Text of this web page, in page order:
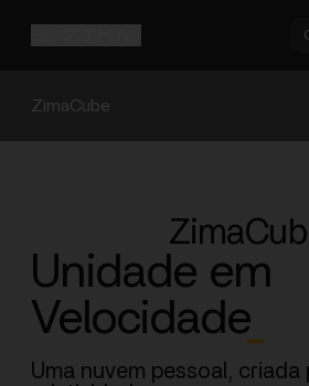
ZimaCube
Unidade em
Velocidade_
Uma nuvem pessoal, criada